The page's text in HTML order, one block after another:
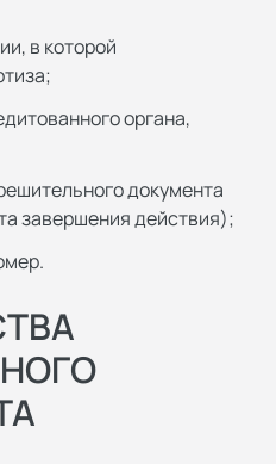
в которой
органа,
документа
завершения действия);